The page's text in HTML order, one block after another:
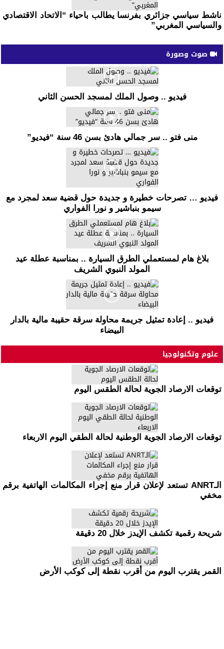
ناشط سياسي جزائري بفرنسا يطالب باحياء “الاتحاد الاقتصادي
والسياسي المغربي”
صوت وصورة
فيديو .. وصول الملك لمسجد الحسن الثاني
منى فتو .. سر جمالي هادئ بسن 46 سنة “فيديو”
فيديو … تصرحات خطيرة و جديدة حول قضية سعد لمجرد مع
سيمو بنباشير و نورا الفواري
بلاغ هام لمستعملي الطرق السيارة .. بمناسبة عطلة عيد
المولد النبوي الشريف
فيديو .. إعادة تمثيل جريمة محاولة سرقة حقيبة مالية بالدار
البيضاء
علوم وتكنولوجيا
توقعات الارصاد الجوية لحالة الطقس اليوم
توقعات الارصاد الجوية الوطنية لحالة الطقي اليوم الاربعاء
الـANRT تستعد لإعلان قرار منع إجراء المكالمات الهاتفية برقم
مخفي
شريحة رقمية تكشف الإيدز خلال 20 دقيقة
القمر يقترب اليوم من أقرب نقطة إلى كوكب الأرض